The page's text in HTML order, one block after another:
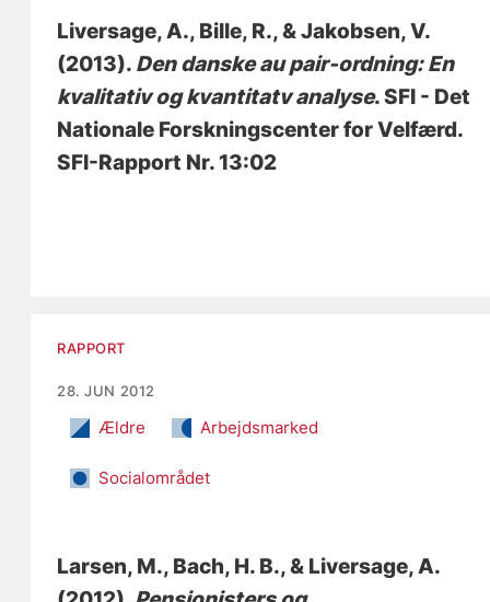
Liversage, A., Bille, R., & Jakobsen, V.
(2013). Den danske au pair-ordning: En
kvalitativ og kvantitatv analyse. SFI - Det
Nationale Forskningscenter for Velfærd.
SFI-Rapport Nr. 13:02
RAPPORT
28. JUN 2012
Ældre Arbejdsmarked
Socialområdet
Larsen, M., Bach, H. B., & Liversage, A.